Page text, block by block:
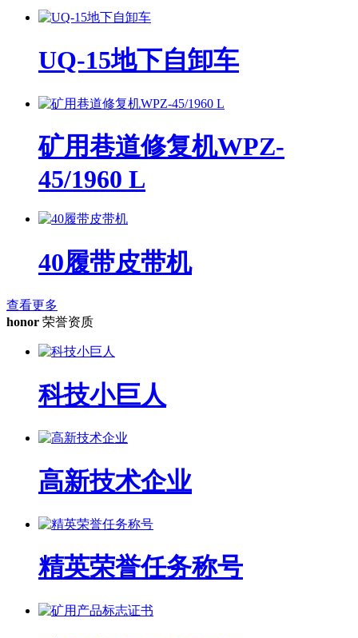
UQ-15地下自卸车
矿用巷道修复机WPZ-
45/1960 L
40履带皮带机
查看更多
honor 荣誉资质
科技小巨人
高新技术企业
精英荣誉任务称号